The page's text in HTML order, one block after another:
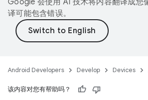
Google 会使用 AI 技术将内容翻译成您
译可能包含错误。
Android Developers Develop Devices
该内容对您有帮助吗？